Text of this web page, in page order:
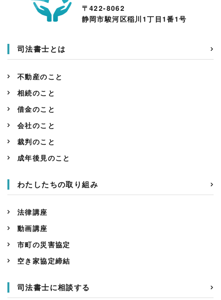
〒422-8062
静岡市駿河区稲川1丁目1番1号
司法書士とは
不動産のこと
相続のこと
借金のこと
会社のこと
裁判のこと
成年後見のこと
わたしたちの取り組み
法律講座
動画講座
市町の災害協定
空き家協定締結
司法書士に相談する